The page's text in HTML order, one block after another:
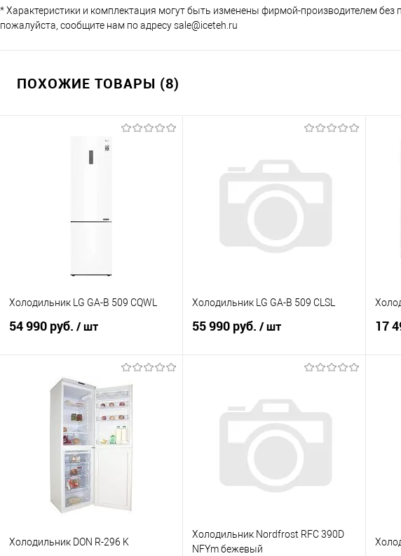
* Характеристики и комплектация могут быть изменены фирмой-производителем
пожалуйста, сообщите нам по адресу sale@iceteh.ru
ПОХОЖИЕ ТОВАРЫ (8)
Холодильник LG GA-B 509 CQWL
54 990 руб. / шт
В корзину
Купить в 1 клик
К сравнению
В избранное
В наличии
Холодильник LG GA-B 509 CLSL
55 990 руб. / шт
Купить в 1 клик
К сравнению
В избранное
В наличии
17
Холодильник DON R-296 K
Холодильник Nordfrost RFC 390D
NFYm бежевый